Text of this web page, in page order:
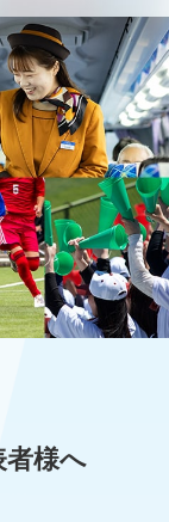
者様へ